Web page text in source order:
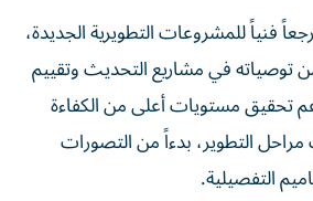
فنياً للمشروعات التطويرية الجديدة،
توصياته في مشاريع التحديث وتقييم
تحقيق مستويات أعلى من الكفاءة
التطوير، بدءاً من التصورات
التفصيلية.